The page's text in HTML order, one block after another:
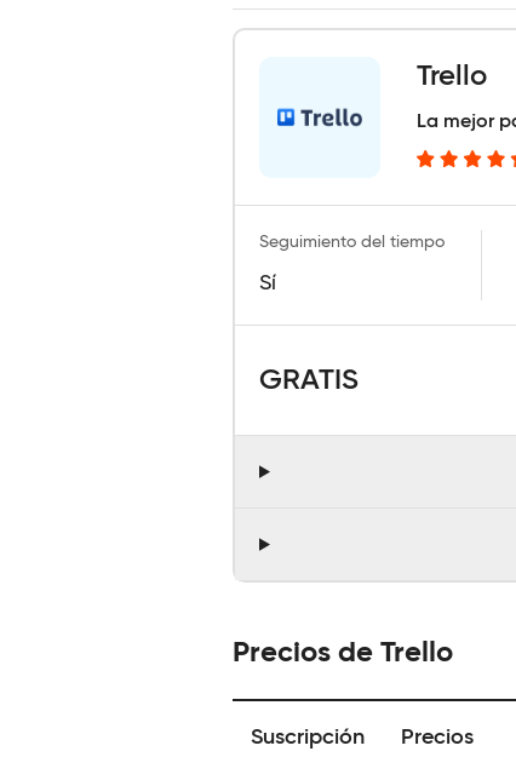
Trello
La mejor
Seguimiento del tiempo
Sí
GRATIS
Precios de Trello
Suscripción
Precios